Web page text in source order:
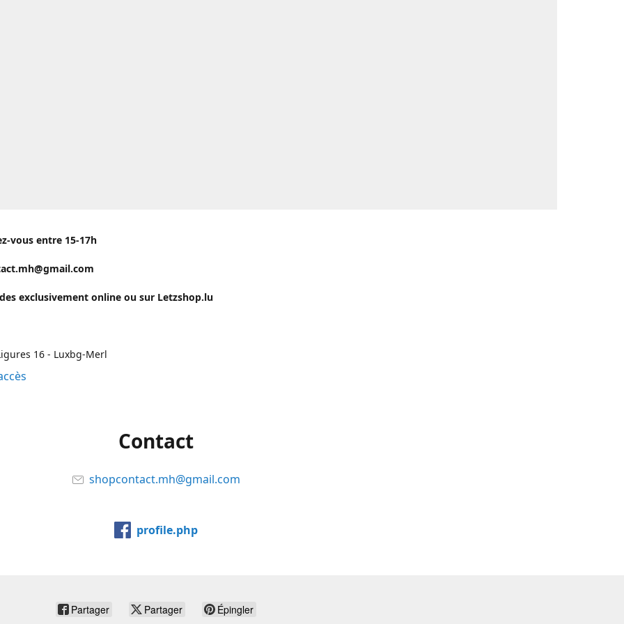
vous entre 15-17h
exclusivement online ou sur Letzshop.lu
16 - Luxbg-Merl
Contact
shopcontact.mh@gmail.com
profile.php
Partager Partager Épingler